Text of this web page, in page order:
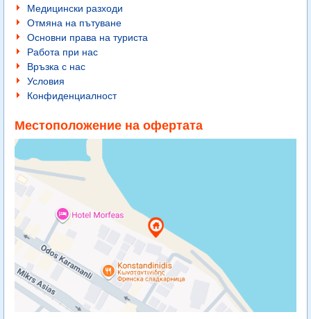
Медицински разходи
Отмяна на пътуване
Основни права на туриста
Работа при нас
Връзка с нас
Условия
Конфиденциалност
Местоположение на офертата